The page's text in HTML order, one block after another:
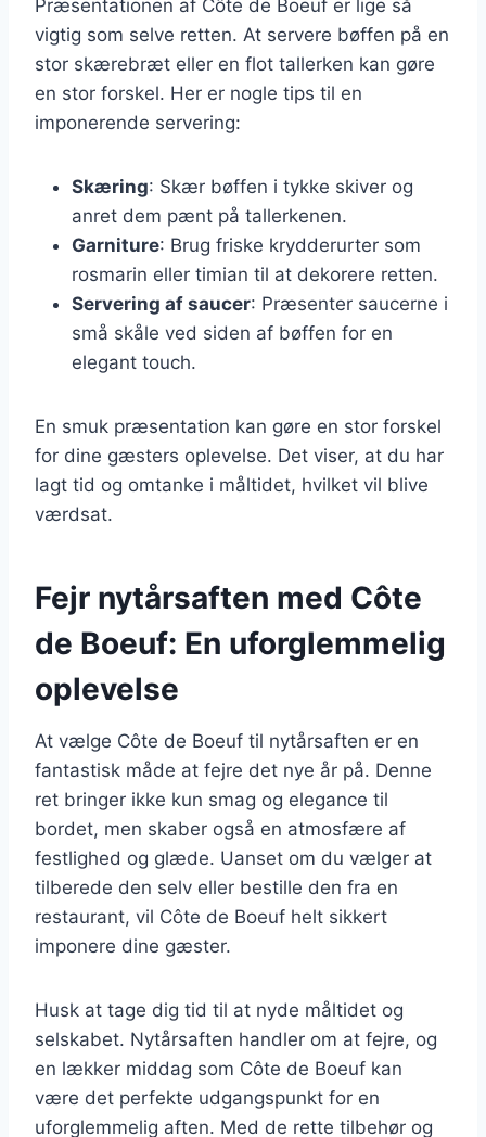
Præsentationen af Côte de Boeuf er lige så
vigtig som selve retten. At servere bøffen på en
stor skærebræt eller en flot tallerken kan gøre
en stor forskel. Her er nogle tips til en
imponerende servering:
Skæring: Skær bøffen i tykke skiver og
anret dem pænt på tallerkenen.
Garniture: Brug friske krydderurter som
rosmarin eller timian til at dekorere retten.
Servering af saucer: Præsenter saucerne i
små skåle ved siden af bøffen for en
elegant touch.
En smuk præsentation kan gøre en stor forskel
for dine gæsters oplevelse. Det viser, at du har
lagt tid og omtanke i måltidet, hvilket vil blive
værdsat.
Fejr nytårsaften med Côte
de Boeuf: En uforglemmelig
oplevelse
At vælge Côte de Boeuf til nytårsaften er en
fantastisk måde at fejre det nye år på. Denne
ret bringer ikke kun smag og elegance til
bordet, men skaber også en atmosfære af
festlighed og glæde. Uanset om du vælger at
tilberede den selv eller bestille den fra en
restaurant, vil Côte de Boeuf helt sikkert
imponere dine gæster.
Husk at tage dig tid til at nyde måltidet og
selskabet. Nytårsaften handler om at fejre, og
en lækker middag som Côte de Boeuf kan
være det perfekte udgangspunkt for en
uforglemmelig aften. Med de rette tilbehør og